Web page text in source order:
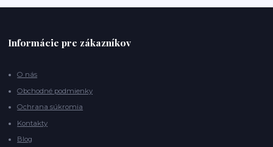
Informácie pre zákazníkov
O nás
Obchodné podmienky
Ochrana súkromia
Kontakty
Blog